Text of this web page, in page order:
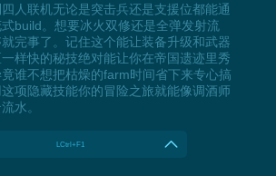
人联机无论是突击兵还是支援位都能通
build。想要冰火双修还是全弹发射流
完事了。记住这个能让装备升级和武器
样快的秘技绝对能让你在帝国遗迹里秀
谁不想把枯燥的farm时间省下来专心搞
项隐藏技能你的冒险之旅就能像调酒师
水。
LCtrl+F1